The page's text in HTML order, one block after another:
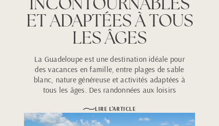
ET ADAPTÉES À TOUS
LES ÂGES
La Guadeloupe est une destination idéale pour
des vacances en famille, entre plages de sable
blanc, nature généreuse et activités adaptées à
tous les âges. Des randonnées aux loisirs
culture créole, chaque journée promet des
moments de partage et de souvenirs inoubliables.
LIRE L'ARTICLE